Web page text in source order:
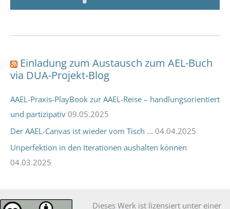
Einladung zum Austausch zum AEL-Buch
via DUA-Projekt-Blog
AAEL-Praxis-PlayBook zur AAEL-Reise – handlungsorientiert
und partizipativ 09.05.2025
Der AAEL-Canvas ist wieder vom Tisch … 04.04.2025
Unperfektion in den Iterationen aushalten können
04.03.2025
Die­ses Werk ist lizen­siert unter einer